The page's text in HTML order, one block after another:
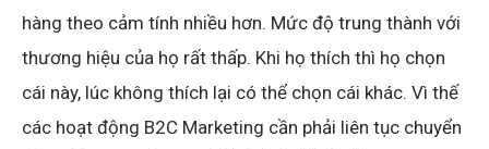
hàng theo cảm tính nhiều hơn. Mức độ trung thành với
thương hiệu của họ rất thấp. Khi họ thích thì họ chọn
cái này, lúc không thích lại có thể chọn cái khác. Vì thế
các hoạt động B2C Marketing cần phải liên tục chuyển